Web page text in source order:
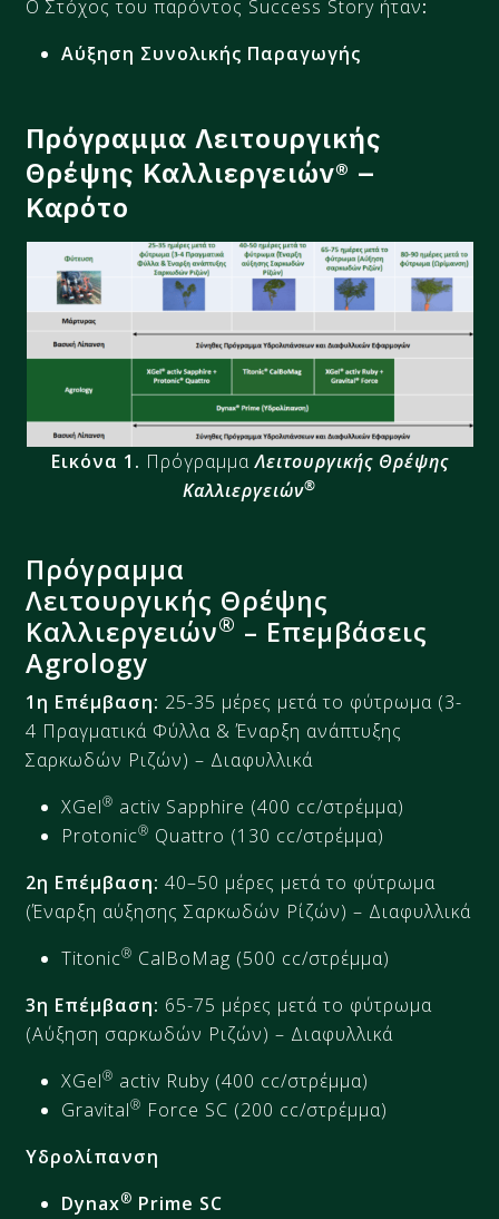
Ο Στόχος του παρόντος Success Story ήταν:
Αύξηση Συνολικής Παραγωγής
Πρόγραμμα Λειτουργικής
Θρέψης Καλλιεργειών® –
Καρότο
Εικόνα 1. ΠρόγραμμαΛειτουργικής Θρέψης
Καλλιεργειών®
Πρόγραμμα
Λειτουργικής Θρέψης
Καλλιεργειών® – Επεμβάσεις
Agrology
1η Επέμβαση:​ 25-35 μέρες μετά το φύτρωμα (3-
4 Πραγματικά Φύλλα & Έναρξη ανάπτυξης
Σαρκωδών Ριζών) – Διαφυλλικά
XGel® activ Sapphire (400 cc/στρέμμα)
Protonic® Quattro (130 cc/στρέμμα)
2η Επέμβαση:​40–50 μέρες μετά το φύτρωμα
(Έναρξη αύξησης Σαρκωδών Ρίζών) – Διαφυλλικά
Τitonic® CalBoMag (500 cc/στρέμμα)
3η Επέμβαση: 65-75 μέρες μετά το φύτρωμα
(Αύξηση σαρκωδών Ριζών) – Διαφυλλικά
ΧGel® activ Ruby (400 cc/στρέμμα)
Gravital® Force SC (200 cc/στρέμμα)
Υδρολίπανση
Dynax® Prime SC